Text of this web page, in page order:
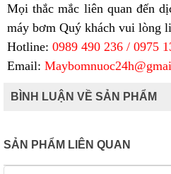
Mọi thắc mắc liên quan đến
máy bơm Quý khách vui lòng
Hotline: 0989 490 236 / 0975
Email:
BÌNH LUẬN VỀ SẢN PHẨM
SẢN PHẨM LIÊN QUAN